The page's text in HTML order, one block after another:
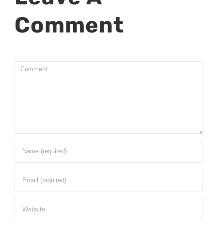
Comment
Comment